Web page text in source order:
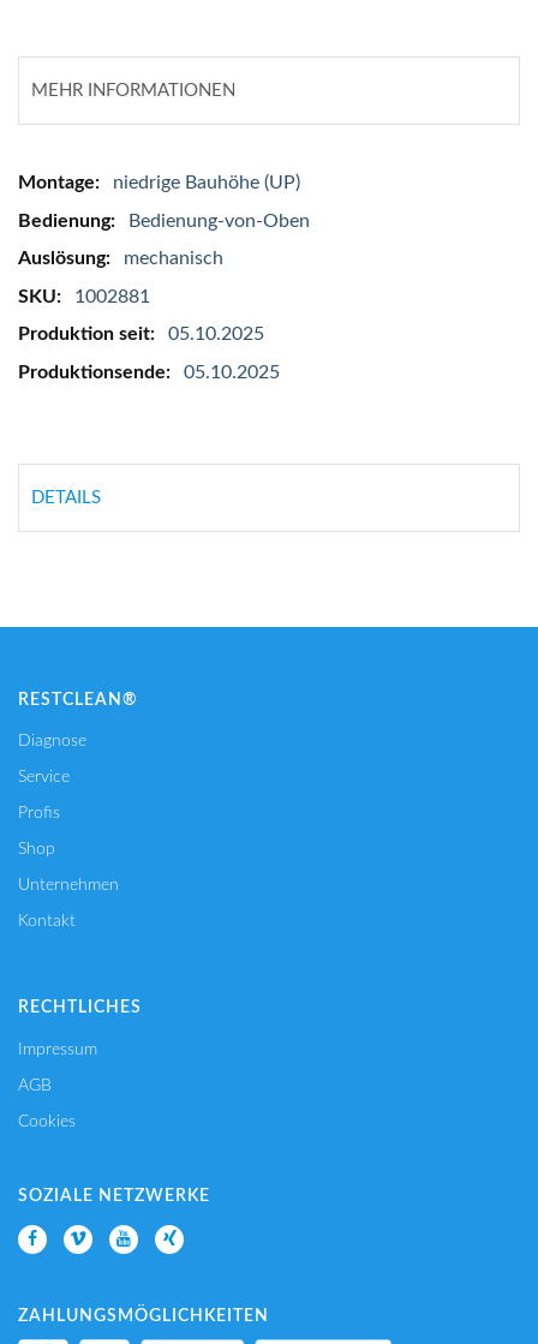
MEHR INFORMATIONEN
Mehr
Informationen
niedrige Bauhöhe (UP)
Bedienung-von-Oben
mechanisch
1002881
05.10.2025
05.10.2025
DETAILS
RESTCLEAN®
Diagnose
Service
Profis
Shop
Unternehmen
Kontakt
RECHTLICHES
Impressum
AGB
Cookies
SOZIALE NETZWERKE
ZAHLUNGSMÖGLICHKEITEN